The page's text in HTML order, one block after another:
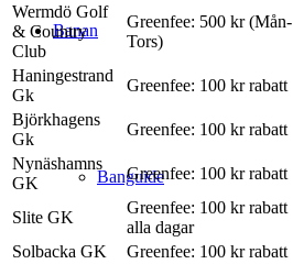
Banan
Banguide
Wermdö Golf
& Country
Club
Greenfee: 500 kr (Mån-
Tors)
Haningestrand
Gk
Greenfee: 100 kr rabatt
Björkhagens
Gk
Greenfee: 100 kr rabatt
Nynäshamns
GK
Greenfee: 100 kr rabatt
Slite GK
Greenfee: 100 kr rabatt
alla dagar
Solbacka GK
Greenfee: 100 kr rabatt